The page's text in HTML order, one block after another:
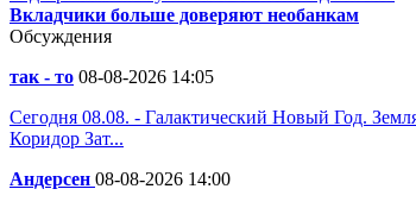
Вкладчики больше доверяют необанкам
Обсуждения
так - то 08-08-2026 14:05
Сегодня 08.08. - Галактический Новый Год.
Коридор Зат...
Андерсен 08-08-2026 14:00